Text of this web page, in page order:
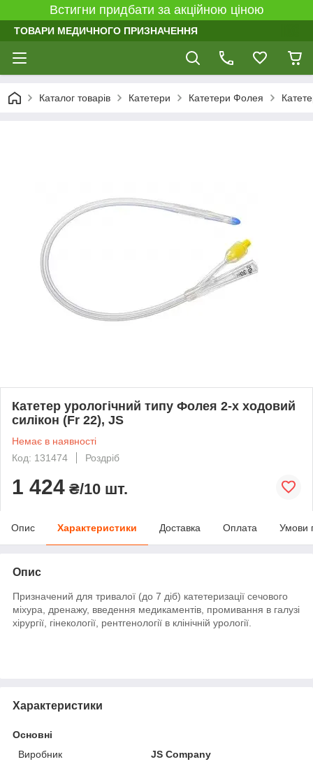
Встигни придбати за акційною ціною
ТОВАРИ МЕДИЧНОГО ПРИЗНАЧЕННЯ
Каталог товарів Катетери Катетери Фолея
Катетер урологічний типу Фолея 2-х ходовий
силікон (Fr 22), JS
Немає в наявності
Код: 131474
Роздріб
1 424 ₴/10 шт.
Опис Характеристики Доставка Оплата Умови
Опис
Призначений для тривалої (до 7 діб) катетеризації сечового
міхура, дренажу, введення медикаментів, промивання в галузі
хірургії, гінекології, рентгенології в клінічній урології.
Характеристики
Основні
Виробник
JS Company